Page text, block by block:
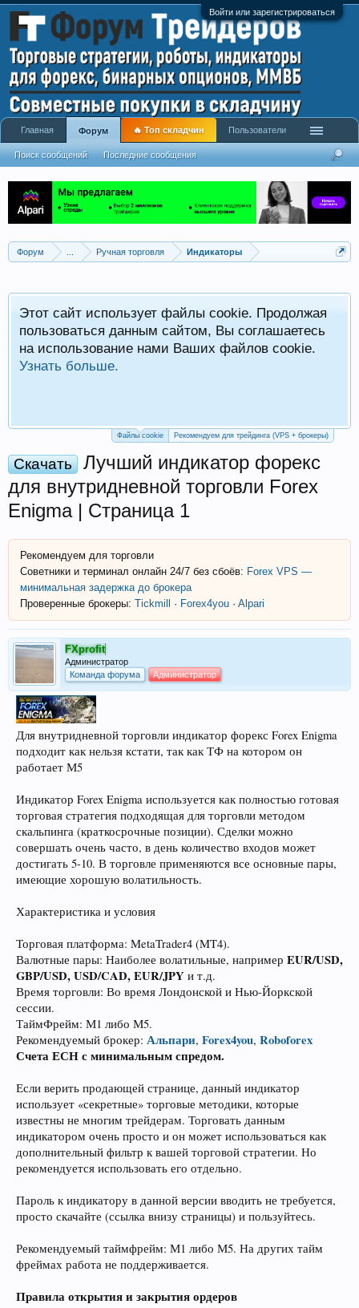
Войти или зарегистрироваться
Форум Ручная торговля Индикаторы
Этот сайт использует файлы cookie. Продолжая
пользоваться данным сайтом, Вы соглашаетесь
на использование нами Ваших файлов cookie.
Узнать больше.
Файлы cookie Рекомендуем для трейдинга (VPS + брокеры)
Скачать
Лучший индикатор форекс
для внутридневной торговли Forex
Enigma | Страница 1
Рекомендуем для торговли
Советники и терминал онлайн 24/7 без сбоёв: Forex VPS —
минимальная задержка до брокера
Проверенные брокеры: Tickmill · Forex4you · Alpari
FXprofit
Администратор
Команда форума
Администратор
Для внутридневной торговли индикатор форекс Forex Enigma
подходит как нельзя кстати, так как ТФ на котором он
работает М5
Индикатор Forex Enigma используется как полностью готовая
торговая стратегия подходящая для торговли методом
скальпинга (краткосрочные позиции). Сделки можно
совершать очень часто, в день количество входов может
достигать 5-10. В торговле применяются все основные пары,
имеющие хорошую волатильность.
Характеристика и условия
Торговая платформа: MetaTrader4 (MT4).
Валютные пары: Наиболее волатильные, например EUR/USD,
GBP/USD, USD/CAD, EUR/JPY и т.д.
Время торговли: Во время Лондонской и Нью-Йоркской
сессии.
ТаймФрейм: М1 либо М5.
Рекомендуемый брокер: Альпари, Forex4you, Roboforex
Счета ЕСН с минимальным спредом.
Если верить продающей странице, данный индикатор
использует «секретные» торговые методики, которые
известны не многим трейдерам. Торговать данным
индикатором очень просто и он может использоваться как
дополнительный фильтр к вашей торговой стратегии. Но
рекомендуется использовать его отдельно.
Пароль к индикатору в данной версии вводить не требуется,
просто скачайте (ссылка внизу страницы) и пользуйтесь.
Рекомендуемый таймфрейм: М1 либо М5. На других тайм
фреймах работа не поддерживается.
Правила открытия и закрытия ордеров
Главная Форум
Поиск сообщений Последние сообщения
🔥 Топ складчин Пользователи